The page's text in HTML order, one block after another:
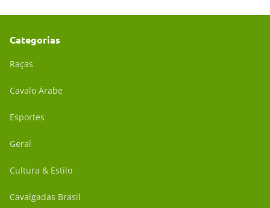
Categorias
Raças
Cavalo Árabe
Esportes
Geral
Cultura & Estilo
Cavalgadas Brasil